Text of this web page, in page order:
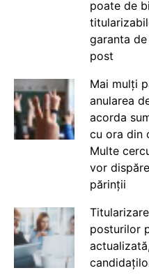
poate de
garanta
post
Mai mulți
anularea
acorda
cu ora din
Multe
vor
părinții
posturilor